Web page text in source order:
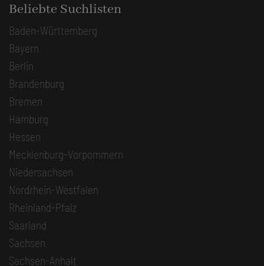
Beliebte Suchlisten
Baden-Württemberg
Bayern
Berlin
Brandenburg
Bremen
Hamburg
Hessen
Mecklenburg-Vorpommern
Niedersachsen
Nordrhein-Westfalen
Rheinland-Pfalz
Saarland
Sachsen
Sachsen-Anhalt